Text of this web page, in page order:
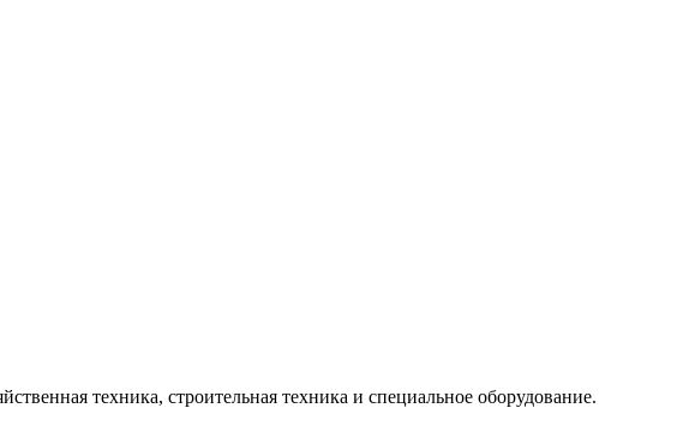
техника, строительная техника и специальное оборудование.